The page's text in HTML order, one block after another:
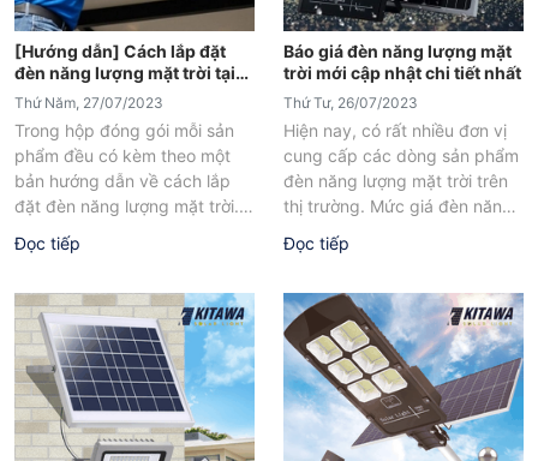
[Hướng dẫn] Cách lắp đặt
đèn năng lượng mặt trời tại
nhà
Thứ Năm, 27/07/2023
Trong hộp đóng gói mỗi sản
phẩm đều có kèm theo một
bản hướng dẫn về cách lắp
đặt đèn năng lượng mặt trời.
Tuy nhiên...
Đọc tiếp
Báo giá đèn năng lượng mặt
trời mới cập nhật chi tiết nhất
Thứ Tư, 26/07/2023
Hiện nay, có rất nhiều đơn vị
cung cấp các dòng sản phẩm
đèn năng lượng mặt trời trên
thị trường. Mức giá đèn năng
lượng...
Đọc tiếp